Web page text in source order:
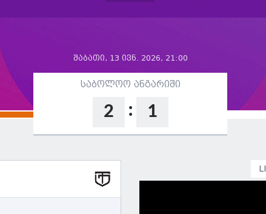
შაბათი, 13 ივნ. 2026, 21:00
საბოლოო ანგარიში
2 : 1